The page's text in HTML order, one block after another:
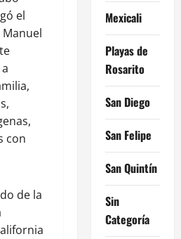
el
con
de la
Mexicali
Playas de
Rosarito
San Diego
San Felipe
San Quintín
Sin
Categoría